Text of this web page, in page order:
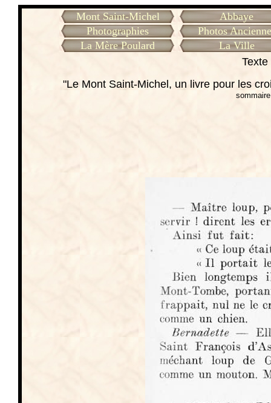
Mont Saint-Michel
Abbaye
Photographies
Photos
La Mère Poulard
La Ville
"Le Mont Saint-Michel, un livre pour les